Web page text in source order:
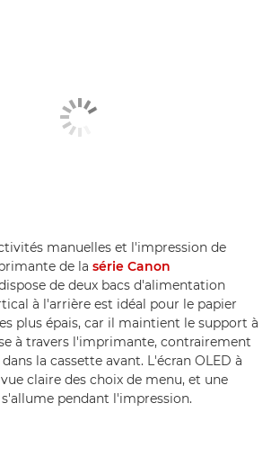
manuelles et l'impression de
de la série Canon
de deux bacs d'alimentation
à l'arrière est idéal pour le papier
plus épais, car il maintient le support à
à travers l'imprimante, contrairement
la cassette avant. L'écran OLED à
claire des choix de menu, et une
pendant l'impression.